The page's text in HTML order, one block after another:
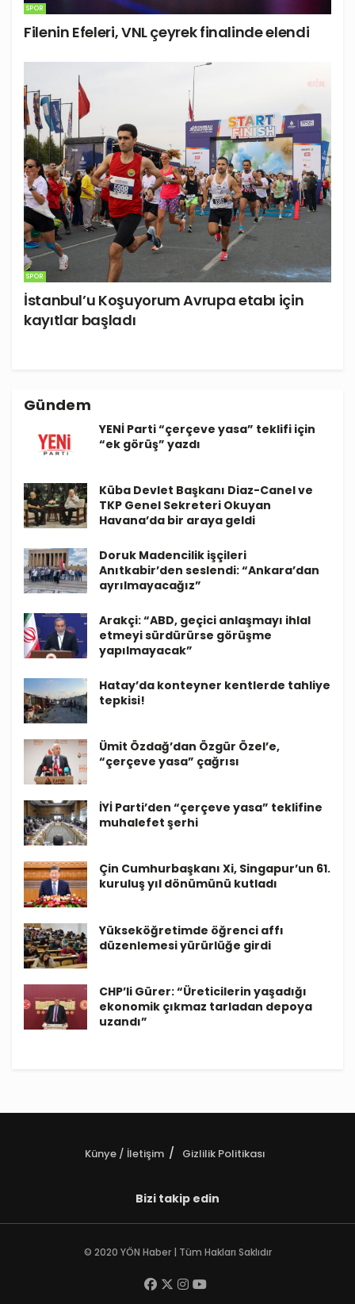
SPOR
Filenin Efeleri, VNL çeyrek finalinde elendi
SPOR
İstanbul’u Koşuyorum Avrupa etabı için
kayıtlar başladı
Gündem
YENİ Parti “çerçeve yasa” teklifi için
“ek görüş” yazdı
Küba Devlet Başkanı Diaz-Canel ve
TKP Genel Sekreteri Okuyan
Havana’da bir araya geldi
Doruk Madencilik işçileri
Anıtkabir’den seslendi: “Ankara’dan
ayrılmayacağız”
Arakçi: “ABD, geçici anlaşmayı ihlal
etmeyi sürdürürse görüşme
yapılmayacak”
Hatay’da konteyner kentlerde tahliye
tepkisi!
Ümit Özdağ’dan Özgür Özel’e,
“çerçeve yasa” çağrısı
İYİ Parti’den “çerçeve yasa” teklifine
muhalefet şerhi
Çin Cumhurbaşkanı Xi, Singapur’un 61.
kuruluş yıl dönümünü kutladı
Yükseköğretimde öğrenci affı
düzenlemesi yürürlüğe girdi
CHP’li Gürer: “Üreticilerin yaşadığı
ekonomik çıkmaz tarladan depoya
uzandı”
Künye / İletişim Gizlilik Politikası
Bizi takip edin
© 2020 YÖN Haber | Tüm Hakları Saklıdır